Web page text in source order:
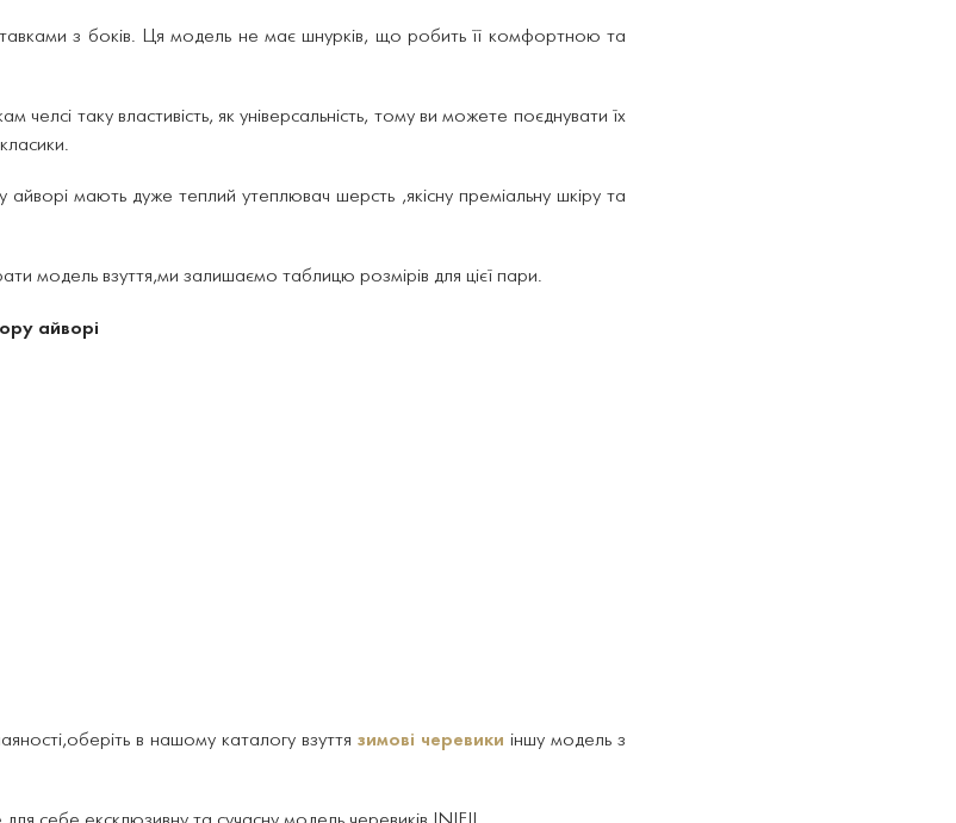
з боків. Ця модель не має шнурків, що робить її комфортною та
челсі таку властивість, як універсальність, тому ви можете поєднувати їх
айворі мають дуже теплий утеплювач шерсть ,якісну преміальну шкіру та
модель взуття,ми залишаємо таблицю розмірів для цієї пари.
айворі
в нашому каталогу взуття зимові черевики іншу модель з